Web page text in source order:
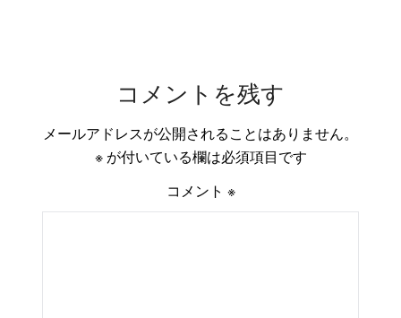
コメントを残す
メールアドレスが公開されることはありません。
※が付いている欄は必須項目です
コメント ※